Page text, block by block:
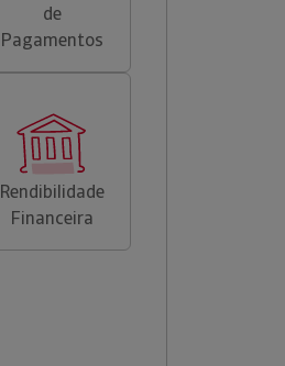
de
Pagamentos
Rendibilidade
Financeira